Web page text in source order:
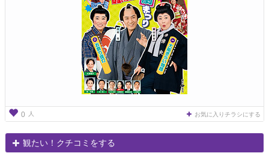
0 人 お気に入りチラシにする
観たい！クチコミをする